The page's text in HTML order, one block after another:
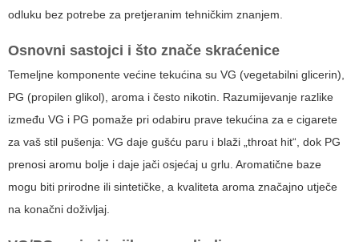
odluku bez potrebe za pretjeranim tehničkim znanjem.
Osnovni sastojci i što znače skraćenice
Temeljne komponente većine tekućina su VG (vegetabilni glicerin),
PG (propilen glikol), aroma i često nikotin. Razumijevanje razlike
između VG i PG pomaže pri odabiru prave tekućina za e cigarete
za vaš stil pušenja: VG daje gušću paru i blaži „throat hit“, dok PG
prenosi aromu bolje i daje jači osjećaj u grlu. Aromatične baze
mogu biti prirodne ili sintetičke, a kvaliteta aroma značajno utječe
na konačni doživljaj.